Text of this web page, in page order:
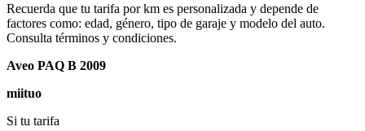
Recuerda que tu tarifa por km es personalizada y depende de
factores como: edad, género, tipo de garaje y modelo del auto.
Consulta términos y condiciones.
Aveo PAQ B 2009
miituo
Si tu tarifa